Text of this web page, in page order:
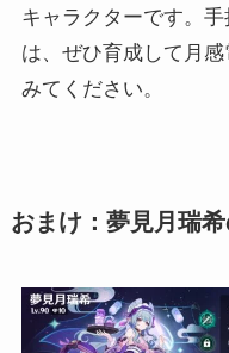
キャラクターです。
は、ぜひ育成して月
みてください。
おまけ：夢見月瑞